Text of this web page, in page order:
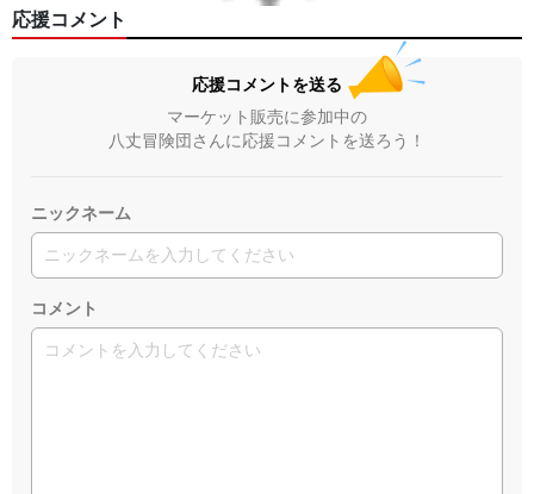
応援コメント
応援コメントを送る
マーケット販売に参加中の
八丈冒険団さんに応援コメントを送ろう！
ニックネーム
コメント